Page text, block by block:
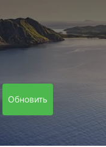
Обновить